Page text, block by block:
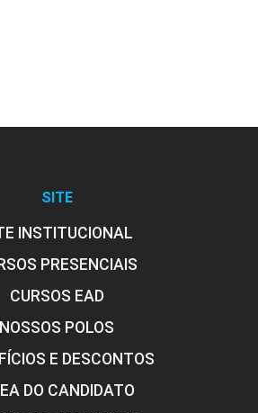
SITE
INSTITUCIONAL
PRESENCIAIS
CURSOS EAD
NOSSOS POLOS
E DESCONTOS
DO CANDIDATO